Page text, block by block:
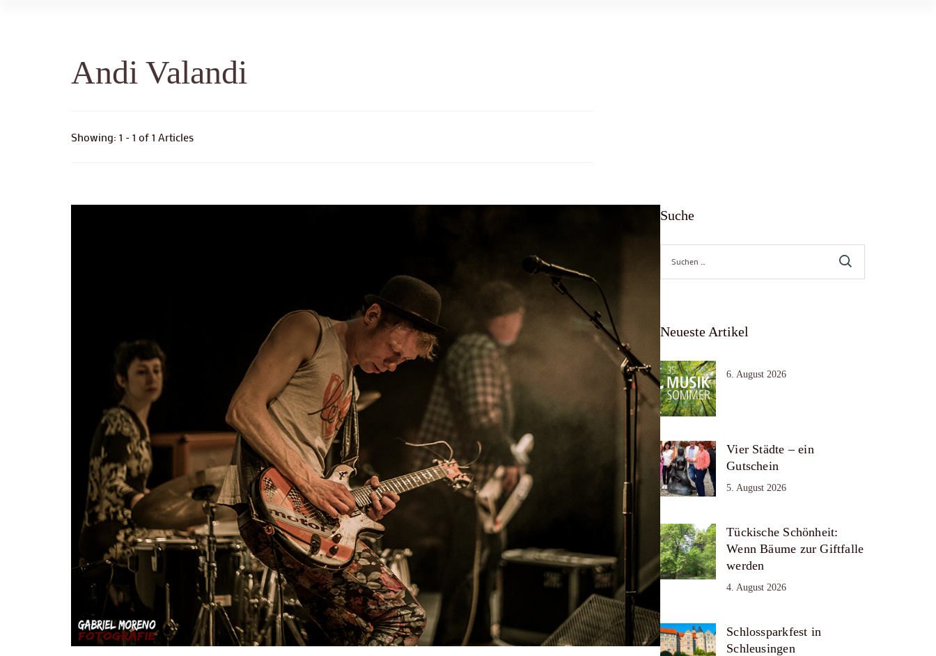
Andi Valandi
Showing: 1 - 1 of 1 Articles
Suche
Suche
nach:
Neueste Artikel
6. August 2026
Vier Städte – ein
Gutschein
5. August 2026
Tückische Schönheit:
Wenn Bäume zur Giftfalle
werden
4. August 2026
Schlossparkfest in
Schleusingen